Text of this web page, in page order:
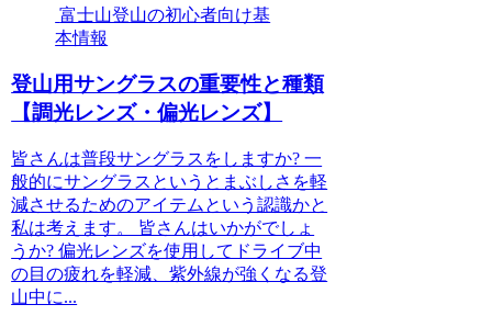
富士山登山の初心者向け基
本情報
登山用サングラスの重要性と種類
【調光レンズ・偏光レンズ】
皆さんは普段サングラスをしますか? 一
般的にサングラスというとまぶしさを軽
減させるためのアイテムという認識かと
私は考えます。 皆さんはいかがでしょ
うか? 偏光レンズを使用してドライブ中
の目の疲れを軽減、紫外線が強くなる登
山中に...